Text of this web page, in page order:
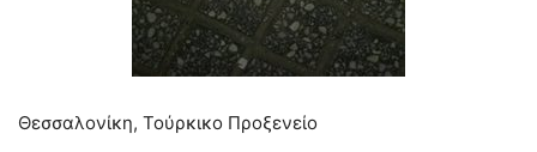
Θεσσαλονίκη, Τούρκικο Προξενείο